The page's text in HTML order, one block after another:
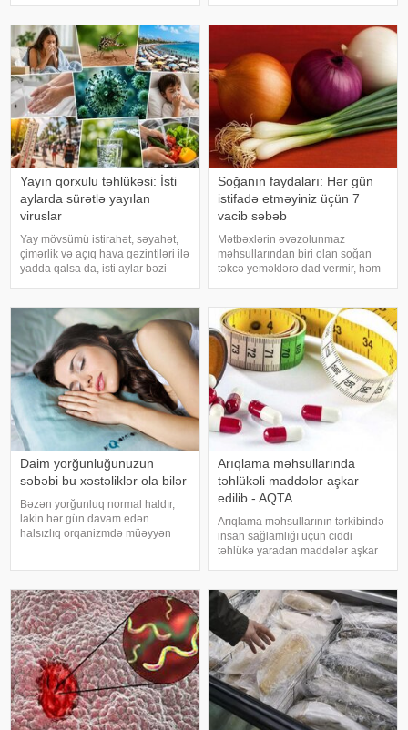
bu zaman hətta ağrıkəsic
preslənmiş kətan toxumlarında
Yayın qorxulu təhlükəsi: İsti
aylarda sürətlə yayılan
viruslar
Yay mövsümü istirahət, səyahət,
çimərlik və açıq hava gəzintiləri ilə
yadda qalsa da, isti aylar bəzi
Buna səbəb təkcə yüksək
temperatur deyil. Açıq havad
Soğanın faydaları: Hər gün
istifadə etməyiniz üçün 7
vacib səbəb
Mətbəxlərin əvəzolunmaz
məhsullarından biri olan soğan
təkcə yeməklərə dad vermir, həm
tərkibindəki vitaminlər, minerallar
və antioksidantlar sayəsində soğa
Daim yorğunluğunuzun
səbəbi bu xəstəliklər ola bilər
Bəzən yorğunluq normal haldır,
lakin hər gün davam edən
halsızlıq orqanizmdə müəyyən
qan azlığı, qalxanabənzər vəz
xəstəlikləri, şəkərl
Arıqlama məhsullarında
təhlükəli maddələr aşkar
edilib - AQTA
Arıqlama məhsullarının tərkibində
insan sağlamlığı üçün ciddi
təhlükə yaradan maddələr aşkar
Təhlükəsizliyi Agentliyinin (AQTA)
Qida təhlükəsizliyi şöbəsinin
müdir